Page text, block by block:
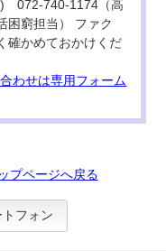
) 072-740-1174（高
困窮担当） ファク
確かめておかけくだ
わせは専用フォーム
プページへ戻る
トフォン